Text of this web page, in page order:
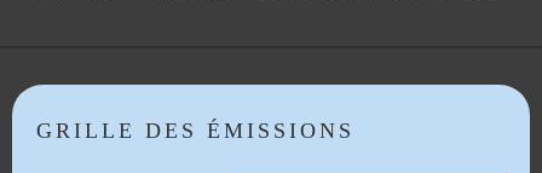
GRILLE DES ÉMISSIONS